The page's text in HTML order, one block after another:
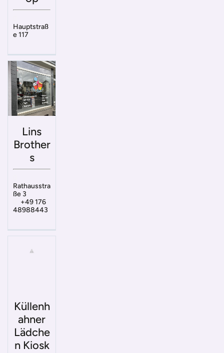
Hauptstraß
e 117
Lins
Brother
s
Rathausstra
ße 3
+49 176
48988443
Küllenh
ahner
Lädche
n Kiosk